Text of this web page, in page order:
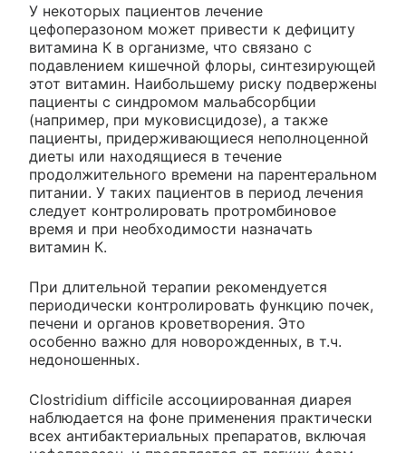
У некоторых пациентов лечение
цефоперазоном может привести к дефициту
витамина К в организме, что связано с
подавлением кишечной флоры, синтезирующей
этот витамин. Наибольшему риску подвержены
пациенты с синдромом мальабсорбции
(например, при муковисцидозе), а также
пациенты, придерживающиеся неполноценной
диеты или находящиеся в течение
продолжительного времени на парентеральном
питании. У таких пациентов в период лечения
следует контролировать протромбиновое
время и при необходимости назначать
витамин К.
При длительной терапии рекомендуется
периодически контролировать функцию почек,
печени и органов кроветворения. Это
особенно важно для новорожденных, в т.ч.
недоношенных.
Clostridium difficile ассоциированная диарея
наблюдается на фоне применения практически
всех антибактериальных препаратов, включая